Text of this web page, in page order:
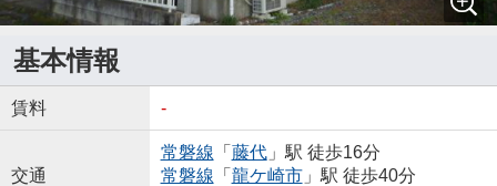
基本情報
賃料 -
交通
常磐線 「 藤代」駅 徒歩16分
常磐線 「 龍ケ崎市」駅 徒歩40分